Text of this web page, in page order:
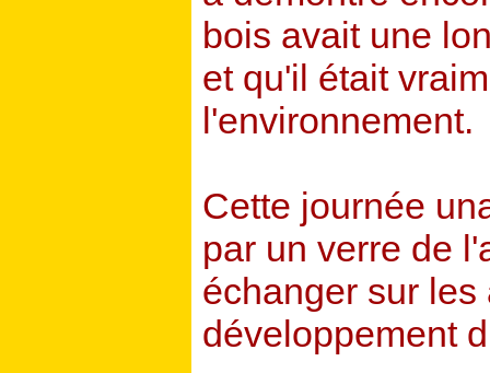
bois avait une
et qu'il était
l'environnement.
Cette journée
par un verre de
échanger sur
développement